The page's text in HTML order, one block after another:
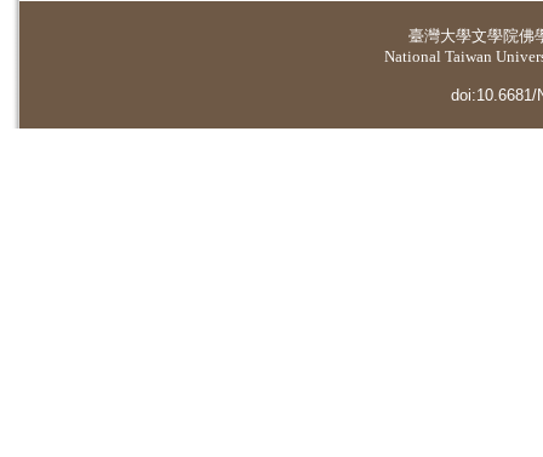
臺灣大學文學院佛
National Taiwan
doi:10.6681/